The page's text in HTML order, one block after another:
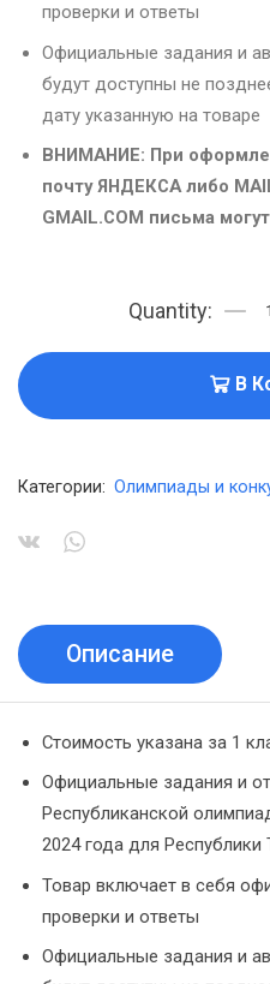
проверки и ответы
Официальные задания и
будут доступны не
дату указанную на товаре
ВНИМАНИЕ: При
почту ЯНДЕКСА либо
GMAIL.COM письма
В
Категории: Олимпиады и
Описание
Стоимость указана за 1
Официальные задания и
Республиканской
2024 года для Республики
Товар включает в себя
проверки и ответы
Официальные задания и